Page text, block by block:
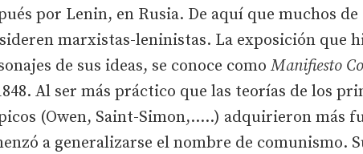
por Lenin, en Rusia. De aquí que muchos de
marxistas-leninistas. La exposición que
de sus ideas, se conoce como Manifiesto
Al ser más práctico que las teorías de los
(Owen, Saint-Simon,.....) adquirieron más
a generalizarse el nombre de comunismo.